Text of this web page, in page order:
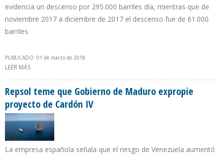
evidencia un descenso por 295.000 barriles día, mientras que de
noviembre 2017 a diciembre de 2017 el descenso fue de 61.000
barriles
PUBLICADO: 01 de marzo de 2018
LEER MÁS
Repsol teme que Gobierno de Maduro expropie
proyecto de Cardón IV
La empresa española señala que el riesgo de Venezuela aumentó